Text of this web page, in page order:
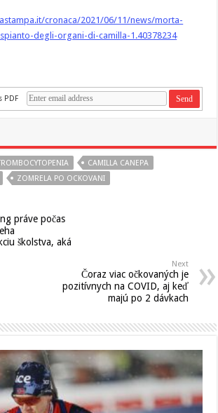
cronaca/2021/06/11/news/morta-
degli-organi-di-camilla-1.40378234
PDF
CAMILLA CANEPA
ZOMRELA PO OCKOVANI
práve počas
školstva, aká
Next
Čoraz viac očkovaných je
pozitívnych na COVID, aj keď
majú po 2 dávkach